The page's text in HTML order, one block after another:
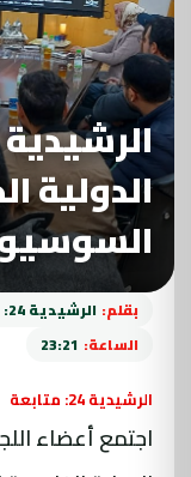
الدولية
السوسيو
بقلم: الرشيدية 24: متابعة
الساعة: 23:21
الرشيدية 24: متابعة
اجتمع أعضاء